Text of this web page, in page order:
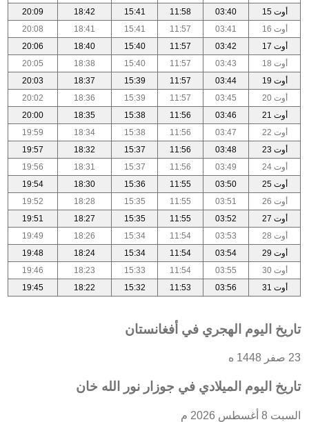
أوت 15
03:40
11:58
15:41
18:42
20:09
أوت 16
03:41
11:57
15:41
18:41
20:08
أوت 17
03:42
11:57
15:40
18:40
20:06
أوت 18
03:43
11:57
15:40
18:38
20:05
أوت 19
03:44
11:57
15:39
18:37
20:03
أوت 20
03:45
11:57
15:39
18:36
20:02
أوت 21
03:46
11:56
15:38
18:35
20:00
أوت 22
03:47
11:56
15:38
18:34
19:59
أوت 23
03:48
11:56
15:37
18:32
19:57
أوت 24
03:49
11:56
15:37
18:31
19:56
أوت 25
03:50
11:55
15:36
18:30
19:54
أوت 26
03:51
11:55
15:35
18:28
19:52
أوت 27
03:52
11:55
15:35
18:27
19:51
أوت 28
03:53
11:54
15:34
18:26
19:49
أوت 29
03:54
11:54
15:34
18:24
19:48
أوت 30
03:55
11:54
15:33
18:23
19:46
أوت 31
03:56
11:53
15:32
18:22
19:45
تاريخ اليوم الهجري في أفغانستان
23 صفر 1448 ه
تاريخ اليوم الميلادي في جوزار نور الله خان
السبت 8 أغسطس 2026 م